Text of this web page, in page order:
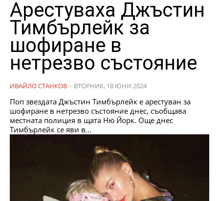
Арестуваха Джъстин
Тимбърлейк за
шофиране в
нетрезво състояние
ИВАЙЛО СТАНКОВ - ВТОРНИК, 18 ЮНИ 2024
Поп звездата Джъстин Тимбърлейк е арестуван за
шофиране в нетрезво състояние днес, съобщава
местната полиция в щата Ню Йорк. Още днес
Тимбърлейк се яви в...